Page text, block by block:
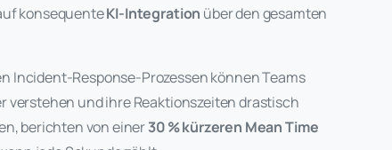
konsequenteKI-Integration über den gesamten
Incident-Response-Prozessen können Teams
verstehen und ihre Reaktionszeiten drastisch
berichten von einer30% kürzeren Mean Time